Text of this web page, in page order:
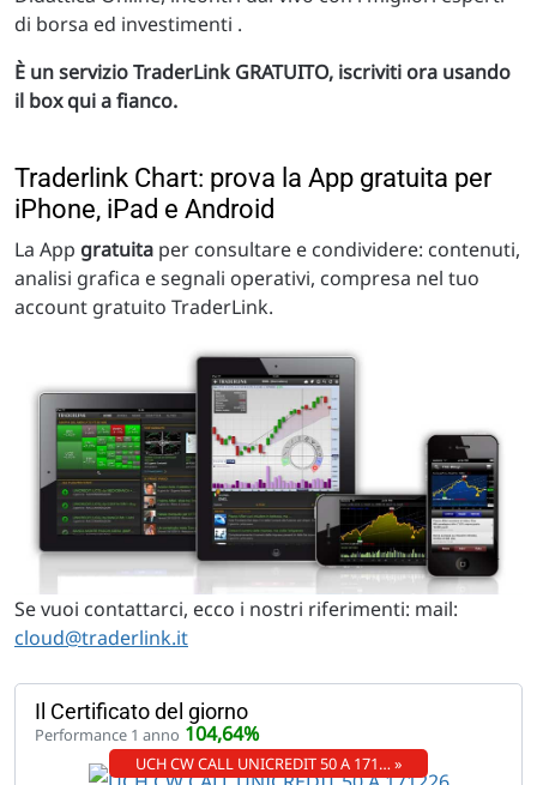
di borsa ed investimenti .
È un servizio TraderLink GRATUITO, iscriviti ora usando
il box qui a fianco.
Traderlink Chart: prova la App gratuita per
iPhone, iPad e Android
La App gratuita per consultare e condividere: contenuti,
analisi grafica e segnali operativi, compresa nel tuo
account gratuito TraderLink.
Se vuoi contattarci, ecco i nostri riferimenti: mail:
cloud@traderlink.it
Il Certificato del giorno
Performance 1 anno 104,64%
UCH CW CALL UNICREDIT 50 A 171… »